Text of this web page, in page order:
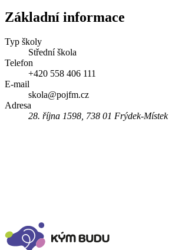
Základní informace
Typ školy
Střední škola
Telefon
+420 558 406 111
E-mail
skola@pojfm.cz
Adresa
28. října 1598, 738 01 Frýdek-Místek